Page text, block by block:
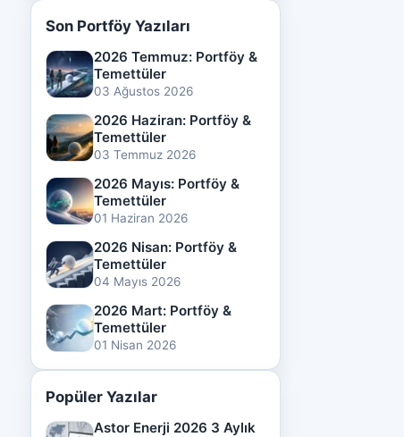
Son Portföy Yazıları
2026 Temmuz: Portföy &
Temettüler
03 Ağustos 2026
2026 Haziran: Portföy &
Temettüler
03 Temmuz 2026
2026 Mayıs: Portföy &
Temettüler
01 Haziran 2026
2026 Nisan: Portföy &
Temettüler
04 Mayıs 2026
2026 Mart: Portföy &
Temettüler
01 Nisan 2026
Popüler Yazılar
Astor Enerji 2026 3 Aylık